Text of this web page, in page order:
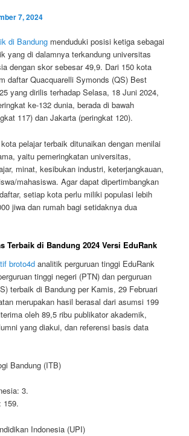
7, 2024
di Bandung menduduki posisi ketiga sebagai
yang di dalamnya terkandung universitas
dengan skor sebesar 49,9. Dari 150 kota
daftar Quacquarelli Symonds (QS) Best
yang dirilis terhadap Selasa, 18 Juni 2024,
ke-132 dunia, berada di bawah
117) dan Jakarta (peringkat 120).
pelajar terbaik ditunaikan dengan menilai
yaitu pemeringkatan universitas,
minat, kesibukan industri, keterjangkauan,
mahasiswa. Agar dapat dipertimbangkan
setiap kota perlu miliki populasi lebih
jiwa dan rumah bagi setidaknya dua
Terbaik di Bandung 2024 Versi EduRank
broto4d analitik perguruan tinggi EduRank
tinggi negeri (PTN) dan perguruan
terbaik di Bandung per Kamis, 29 Februari
merupakan hasil berasal dari asumsi 199
oleh 89,5 ribu publikator akademik,
yang diakui, dan referensi basis data
Bandung (ITB)
3.
159.
Indonesia (UPI)